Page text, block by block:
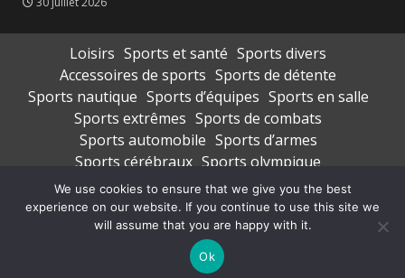
Loisirs Sports et santé Sports divers
Accessoires de sports Sports de détente
Sports nautique Sports d’équipes Sports en salle
Sports extrêmes Sports de combats
Sports automobile Sports d’armes
Sports cérébraux Sports olympique
Transport de sportifs Vêtements de sports
Copyright © All rights reserved.|DarkNews
themes
We use cookies to ensure that we give you the best
experience on our website. If you continue to use this site we
will assume that you are happy with it.
Ok